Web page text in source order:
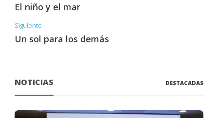
El niño y el mar
Siguiente
Un sol para los demás
NOTICIAS DESTACADAS